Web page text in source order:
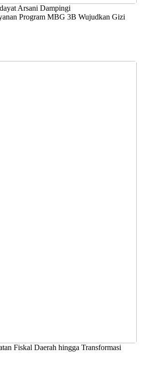
Arsani Dampingi
Program MBG 3B Wujudkan Gizi
Fiskal Daerah hingga Transformasi